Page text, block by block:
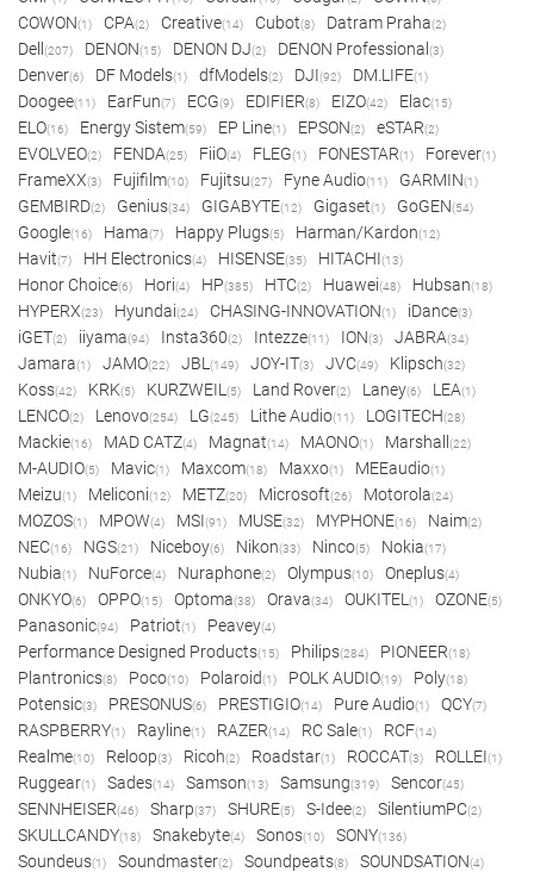
COWON(1) CPA(2) Creative(14) Cubot(8) Datram Praha(2)
Dell (207) DENON(15) DENON DJ(2) DENON Professional (3)
Denver(6) DF Models(1) dfModels(2) DJI(92) DM.LIFE(1)
Doogee(11) EarFun(7) ECG(9) EDIFIER(8) EIZO(42) Elac(15)
ELO(16) Energy Sistem(59) EP Line(1) EPSON(2) eSTAR(2)
EVOLVEO(2) FENDA(25) FiiO(4) FLEG(1) FONESTAR(1) Forever(1)
FrameXX(3) Fujifilm(10) Fujitsu(27) Fyne Audio(11) GARMIN(1)
GEMBIRD(2) Genius(34) GIGABYTE(12) Gigaset(1) GoGEN(54)
Google(16) Hama(7) Happy Plugs(5) Harman/Kardon(12)
Havit(7) HH Electronics(4) HISENSE(35) HITACHI(13)
Honor Choice(6) Hori(4) HP(385) HTC(2) Huawei(48) Hubsan(18)
HYPERX(23) Hyundai(24) CHASING-INNOVATION(1) iDance(3)
iGET(2) iiyama(94) Insta360(2) Intezze(11) ION(3) JABRA(34)
Jamara(1) JAMO(22) JBL (149) JOY-IT(3) JVC(49) Klipsch(32)
Koss(42) KRK(5) KURZWEIL (5) Land Rover(2) Laney(6) LEA(1)
LENCO(2) Lenovo(254) LG(245) Lithe Audio(11) LOGITECH(28)
Mackie(16) MAD CATZ(4) Magnat(14) MAONO(1) Marshall (22)
M-AUDIO(5) Mavic(1) Maxcom(18) Maxxo(1) MEEaudio(1)
Meizu(1) Meliconi(12) METZ(20) Microsoft(26) Motorola(24)
MOZOS(1) MPOW(4) MSI(91) MUSE(32) MYPHONE(16) Naim(2)
NEC(16) NGS(21) Niceboy(6) Nikon(33) Ninco(5) Nokia(17)
Nubia(1) NuForce(4) Nuraphone(2) Olympus(10) Oneplus(4)
ONKYO(6) OPPO(15) Optoma(38) Orava(34) OUKITEL (1) OZONE(5)
Panasonic(94) Patriot(1) Peavey(4)
Performance Designed Products(15) Philips(284) PIONEER(18)
Plantronics(8) Poco(10) Polaroid(1) POLK AUDIO(19) Poly(18)
Potensic(3) PRESONUS(6) PRESTIGIO(14) Pure Audio(1) QCY(7)
RASPBERRY(1) Rayline(1) RAZER(14) RC Sale(1) RCF(14)
Realme(10) Reloop(3) Ricoh(2) Roadstar(1) ROCCAT(3) ROLLEI(1)
Ruggear(1) Sades(14) Samson(13) Samsung(319) Sencor(45)
SENNHEISER(46) Sharp(37) SHURE(5) S-Idee(2) SilentiumPC(2)
SKULLCANDY(18) Snakebyte(4) Sonos(10) SONY(136)
Soundeus(1) Soundmaster(2) Soundpeats(8) SOUNDSATION(4)